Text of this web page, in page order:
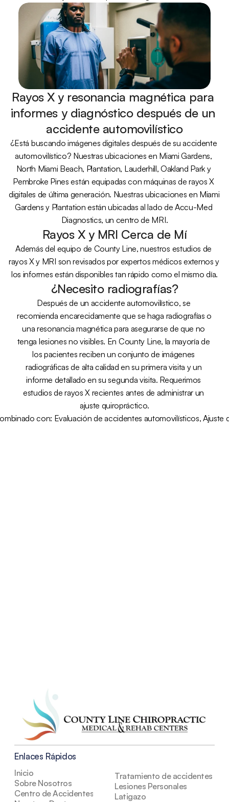
Rayos X y resonancia magnética para
informes y diagnóstico después de un
accidente automovilístico
Además del equipo de County Line, nuestros estudios de
rayos X y MRI son revisados por expertos médicos externos y
los informes están disponibles tan rápido como el mismo día.
Rayos X y MRI Cerca de Mí
¿Está buscando imágenes digitales después de su accidente
automovilístico? Nuestras ubicaciones en Miami Gardens,
North Miami Beach, Plantation, Lauderhill, Oakland Park y
Pembroke Pines están equipadas con máquinas de rayos X
digitales de última generación. Nuestras ubicaciones en Miami
Gardens y Plantation están ubicadas al lado de Accu-Med
Diagnostics, un centro de MRI.
¿Necesito radiografías?
Después de un accidente automovilístico, se
recomienda encarecidamente que se haga radiografías o
una resonancia magnética para asegurarse de que no
tenga lesiones no visibles. En County Line, la mayoría de
los pacientes reciben un conjunto de imágenes
radiográficas de alta calidad en su primera visita y un
informe detallado en su segunda visita. Requerimos
estudios de rayos X recientes antes de administrar un
ajuste quiropráctico.
con: Evaluación de accidentes automovilísticos, Ajuste
Enlaces Rápidos
Inicio
Sobre Nosotros
Centro de Accidentes
Tratamiento de accidentes
Lesiones Personales
Latigazo